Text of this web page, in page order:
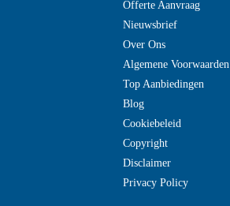
Offerte Aanvraag
Nieuwsbrief
Over Ons
Algemene Voorwaarden
Top Aanbiedingen
Blog
Cookiebeleid
Copyright
Disclaimer
Privacy Policy